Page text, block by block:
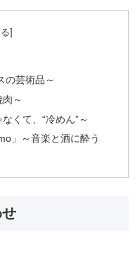
の芸術品～
～
くて、“冷めん”～
」～音楽と酒に酔う